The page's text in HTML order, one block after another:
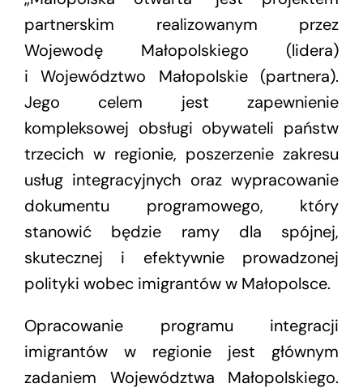
partnerskim realizowanym przez
Wojewodę Małopolskiego (lidera)
i Województwo Małopolskie (partnera).
Jego celem jest zapewnienie
kompleksowej obsługi obywateli państw
trzecich w regionie, poszerzenie zakresu
usług integracyjnych oraz wypracowanie
dokumentu programowego, który
stanowić będzie ramy dla spójnej,
skutecznej i efektywnie prowadzonej
polityki wobec imigrantów w Małopolsce.
Opracowanie programu integracji
imigrantów w regionie jest głównym
zadaniem Województwa Małopolskiego.